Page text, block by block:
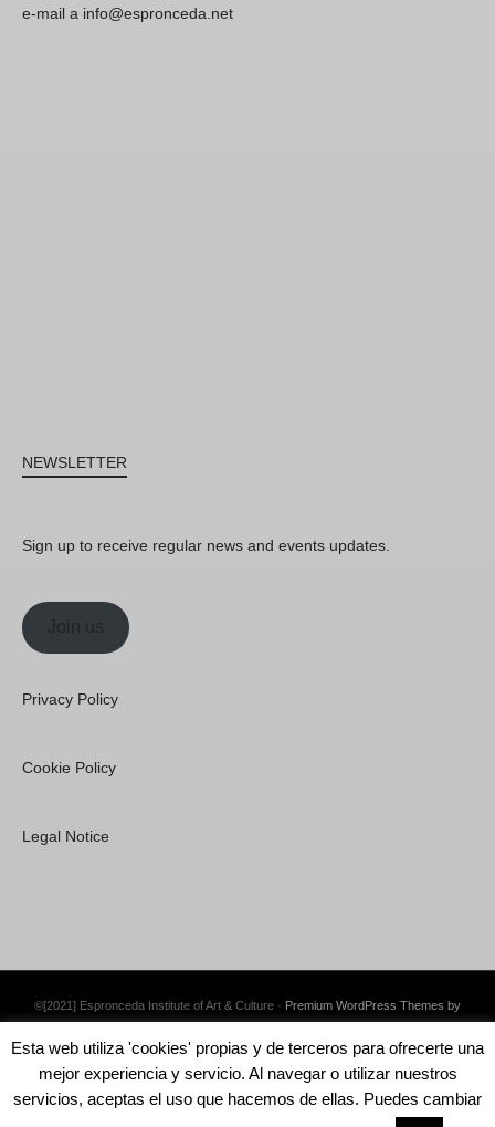
e-mail a info@espronceda.net
NEWSLETTER
Sign up to receive regular news and events updates.
Join us
Privacy Policy
Cookie Policy
Legal Notice
©[2021] Espronceda Institute of Art & Culture · Premium WordPress Themes by
Esta web utiliza 'cookies' propias y de terceros para ofrecerte una
mejor experiencia y servicio. Al navegar o utilizar nuestros
servicios, aceptas el uso que hacemos de ellas. Puedes cambiar